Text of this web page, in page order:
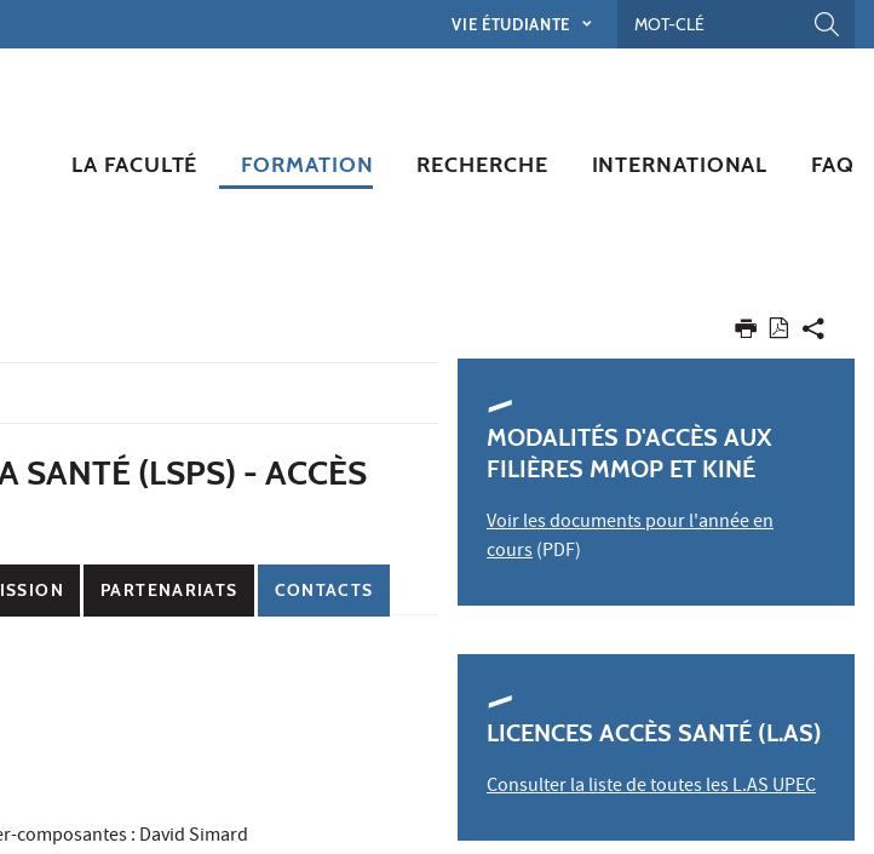
VIE ÉTUDIANTE
LA FACULTÉ FORMATION RECHERCHE INTERNATIONAL FAQ
SANTÉ (LSPS) - ACCÈS
PARTENARIATS CONTACTS
composantes : David Simard
MODALITÉS D'ACCÈS AUX
FILIÈRES MMOP ET KINÉ
Voir les documents pour l'année en
cours(PDF)
LICENCES ACCÈS SANTÉ (L.AS)
Consulter la liste de toutes les L.AS UPEC